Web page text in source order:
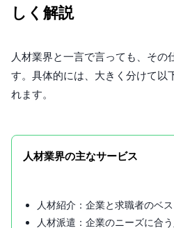
しく解説
人材業界と一言で言っても、その
す。具体的には、大きく分けて以
れます。
人材業界の主なサービス
人材紹介：企業と求職者のベ
人材派遣：企業のニーズに合